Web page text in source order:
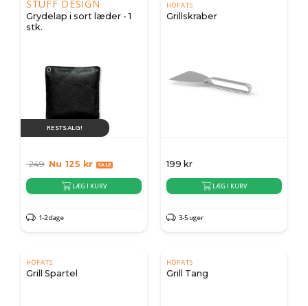
STUFF DESIGN
Grydelap i sort læder - 1
stk.
RESTSALG!
249 Nu 125 kr
LÆG I KURV
1-2 dage
HÖFATS
Grillskraber
199 kr
LÆG I KURV
3-5 uger
HÖFATS
Grill Spartel
HÖFATS
Grill Tang